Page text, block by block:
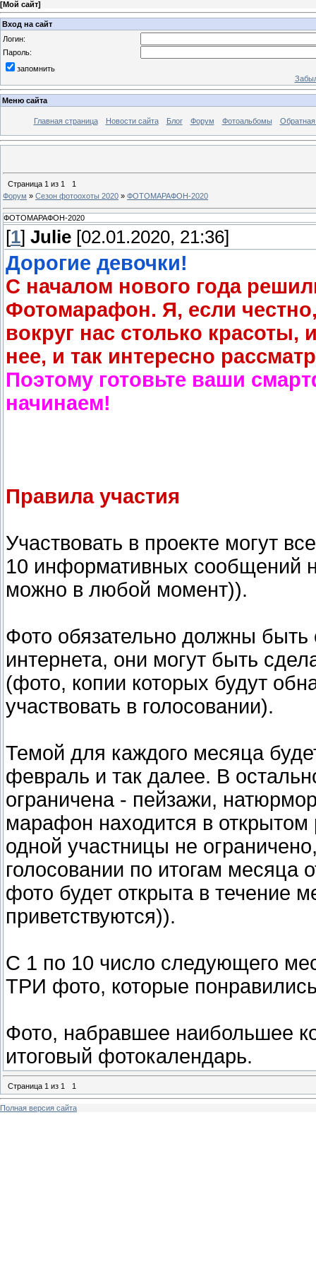
[Мой сайт]
Вход на сайт
Логин:
Пароль:
запомнить
Меню сайта
Главная страница Новости сайта Блог Форум Фотоальбомы Обратная
Страница 1 из 1
1
Форум » Сезон фотоохоты 2020 » ФОТОМАРАФОН-2020
ФОТОМАРАФОН-2020
[1] Julie [02.01.2020, 21:36]
Дорогие девочки!
С началом нового года
Фотомарафон. Я, если
вокруг нас столько красоты,
нее, и так интересно
Поэтому готовьте ваши
начинаем!
Правила участия
Участвовать в проекте могут
10 информативных сообщений
можно в любой момент)).
Фото обязательно должны
интернета, они могут быть
(фото, копии которых будут
участвовать в голосовании).
Темой для каждого месяца
февраль и так далее. В
ограничена - пейзажи,
марафон находится в
одной участницы не
голосовании по итогам
фото будет открыта в течение
приветствуются)).
С 1 по 10 число следующего
ТРИ фото, которые
Фото, набравшее наибольшее
итоговый фотокалендарь.
Страница 1 из 1 1
Полная версия сайта